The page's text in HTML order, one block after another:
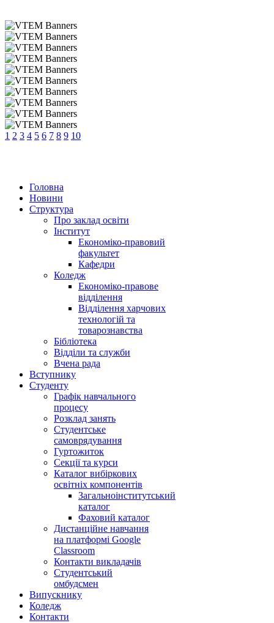
1 2 3 4 5 6 7 8 9 10
Головна
Новини
Структура
Про заклад освіти
Інститут
Економіко-правовий
факультет
Кафедри
Коледж
Економіко-правове
відділення
Відділення харчових
технологій та
товарознавства
Бібліотека
Відділи та служби
Вчена рада
Вступнику
Студенту
Графік навчального
процесу
Розклад занять
Студентське
самоврядування
Гуртожиток
Секції та курси
Каталог вибіркових
освітніх компонентів
Загальноінститутський
каталог
Фаховий каталог
Дистанційне навчання
на платформі Google
Classroom
Контакти викладачів
Студентський
омбудсмен
Випускнику
Коледж
Контакти